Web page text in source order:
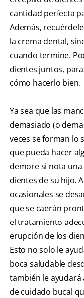
cantidad perfecta
Además,
la crema dental,
cuando termine.
dientes juntos,
cómo hacerlo bien.
Ya sea que las
demasiado (o
veces se forman lo
que pueda hacer
demore si nota una
dientes de su hijo.
ocasionales se
que se caerán
el tratamiento
erupción de los
Esto no solo le
boca saludable
también le ayudará
de cuidado bucal